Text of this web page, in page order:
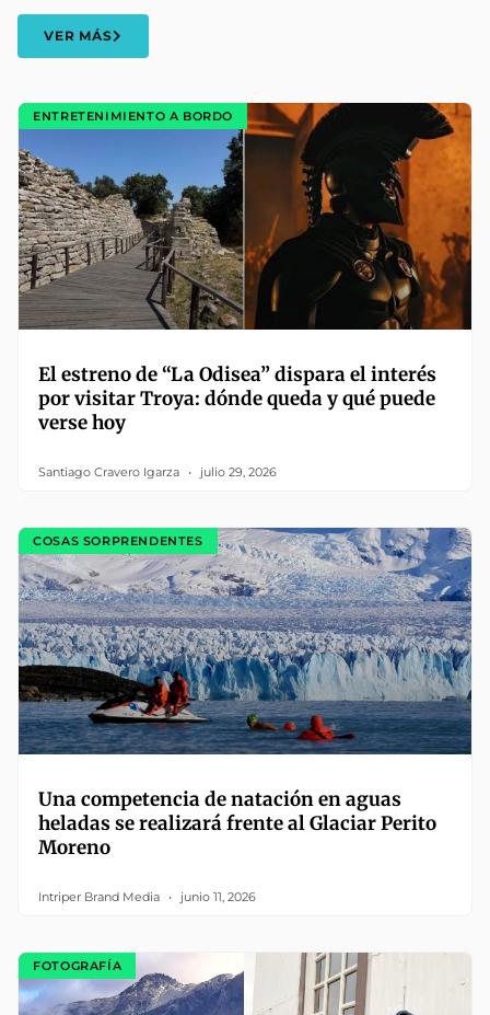
VER MÁS
ENTRETENIMIENTO A BORDO
El estreno de “La Odisea” dispara el interés
por visitar Troya: dónde queda y qué puede
verse hoy
Santiago Cravero Igarza julio 29, 2026
COSAS SORPRENDENTES
Una competencia de natación en aguas
heladas se realizará frente al Glaciar Perito
Moreno
Intriper Brand Media junio 11, 2026
FOTOGRAFÍA